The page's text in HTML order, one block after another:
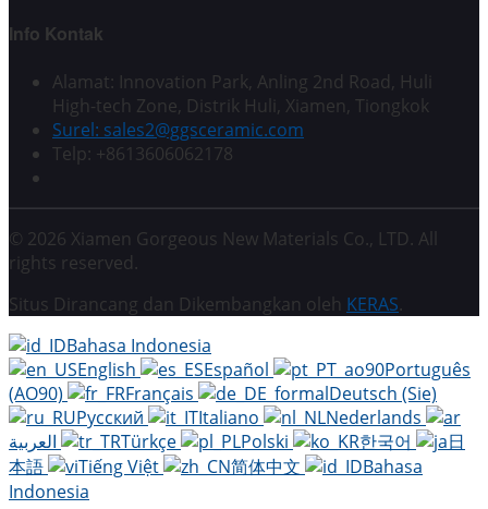
Info Kontak
Alamat: Innovation Park, Anling 2nd Road, Huli
High-tech Zone, Distrik Huli, Xiamen, Tiongkok
Surel: sales2@ggsceramic.com
Telp: +8613606062178
© 2026 Xiamen Gorgeous New Materials Co., LTD. All
rights reserved.
Situs Dirancang dan Dikembangkan oleh KERAS.
Bahasa Indonesia
English
Español
Português
(AO90)
Français
Deutsch (Sie)
Русский
Italiano
Nederlands
Türkçe Polski 한국어
日
本語
Tiếng Việt 简体中文
Bahasa
Indonesia